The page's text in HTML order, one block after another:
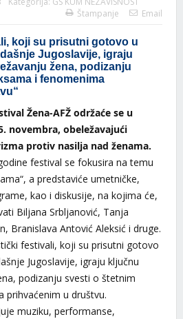
Štampanje Email
koji su prisutni gotovo u
Jugoslavije, igraju
žena, podizanju
i fenomenima
Žena-AFŽ održaće se u
novembra, obeležavajući
protiv nasilja nad ženama.
festival se fokusira na temu
a predstaviće umetničke,
kao i diskusije, na kojima će,
Biljana Srbljanović, Tanja
Branislava Antović Aleksić i druge.
festivali, koji su prisutni gotovo
Jugoslavije, igraju ključnu
podizanju svesti o štetnim
prihvaćenim u društvu.
muziku, performanse,